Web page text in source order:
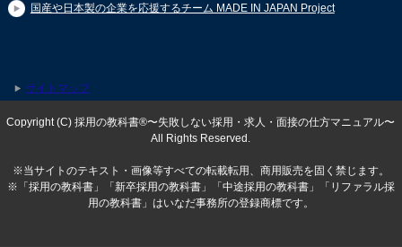
国産や日本製の企業を応援するチーム MADE IN JAPAN Project
サイトマップ
Copyright (C) 採用の教科書®〜失敗しない採用・求人・面接の仕方マニュアル〜
All Rights Reserved.
※当サイトのテキスト・画像等すべての転載転用、商用販売を固く禁じます。
※「採用の教科書」「新卒採用の教科書」「中途採用の教科書」「リファラル採
用の教科書」はいなだ事務所の登録商標です。